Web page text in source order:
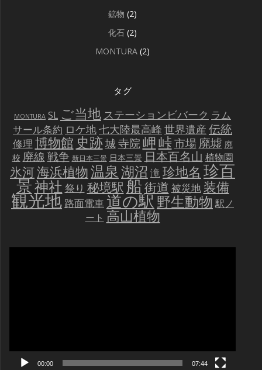
鉱物 (2)
化石 (2)
MONTURA (2)
タグ
MONTURA SL ご当地 ステーションビバーク ラム
サール条約 ロケ地七大陸最高峰 世界遺産 伝統
修理 博物館 史跡城寺院岬峠市場 廃墟 廃
校 廃線戦争 新日本三景 日本三景 日本百名山 植物園
氷河海浜植物温泉湖沼 滝珍地名 珍百
景神社 祭り 秘境駅船街道 被災地 装備
観光地 路面電車道の駅野生動物 駅ノ
ート 高山植物
00:00 07:44